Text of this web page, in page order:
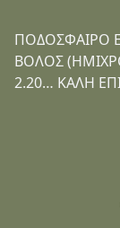
ΠΟΔΟΣΦΑΙΡΟ
ΒΟΛΟΣ
2.20… ΚΑΛΗ